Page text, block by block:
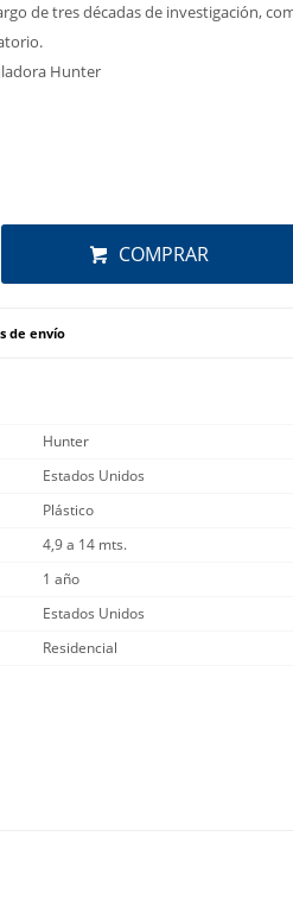
de tres décadas de investigación,
Hunter
COMPRAR
de envío
Hunter
Estados Unidos
Plástico
4,9 a 14 mts.
1 año
Estados Unidos
Residencial